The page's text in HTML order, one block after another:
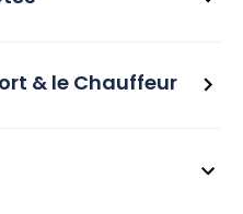
& le Chauffeur